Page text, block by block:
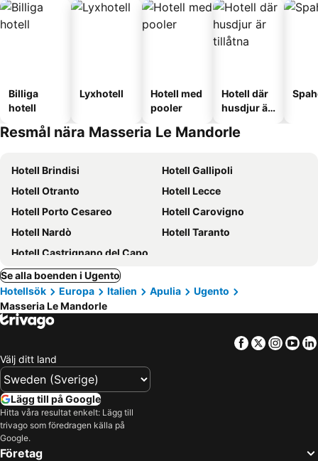
Billiga
hotell
Lyxhotell
Hotell med
pooler
Hotell där
husdjur är
Resmål nära Masseria Le Mandorle
Hotell Brindisi
Hotell Gallipoli
Hotell Otranto
Hotell Lecce
Hotell Porto Cesareo
Hotell Carovigno
Hotell Nardò
Hotell Taranto
Hotell Castrignano del Capo
Se alla boenden i Ugento
Hotellsök
Europa Italien Apulia
Ugento
Masseria Le Mandorle
Facebook
Twitter
Välj ditt land
Lägg till på Google
Hitta våra resultat enkelt: Lägg till
trivago som föredragen källa på
Google.
Företag